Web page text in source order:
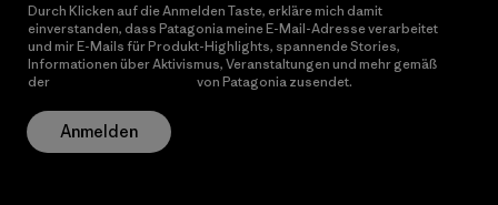
Durch Klicken auf die Anmelden Taste, erkläre mich damit
einverstanden, dass Patagonia meine E-Mail-Adresse verarbeitet
und mir E-Mails für Produkt-Highlights, spannende Stories,
Informationen über Aktivismus, Veranstaltungen und mehr gemäß
der
von Patagonia zusendet.
Anmelden